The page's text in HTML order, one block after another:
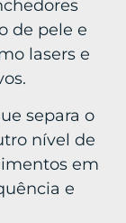
de pele e
lasers e
separa o
nível de
em
e